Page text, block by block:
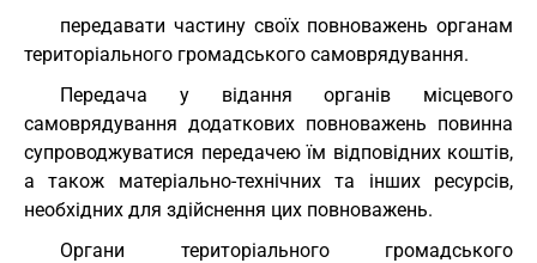
передавати частину своїх повноважень органам
територіального громадського самоврядування.
Передача у відання органів місцевого
самоврядування додаткових повноважень повинна
супроводжуватися передачею їм відповідних коштів,
а також матеріально-технічних та інших ресурсів,
необхідних для здійснення цих повноважень.
Органи територіального громадського